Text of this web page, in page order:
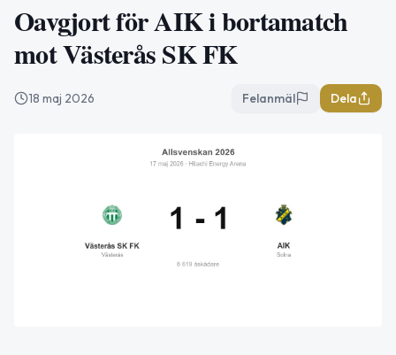
Oavgjort för AIK i bortamatch
mot Västerås SK FK
18 maj 2026 Felanmäl Dela